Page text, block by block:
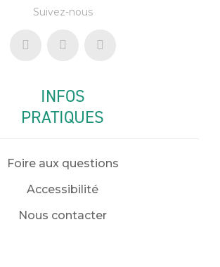
Suivez-nous
INFOS
PRATIQUES
Foire aux questions
Accessibilité
Nous contacter